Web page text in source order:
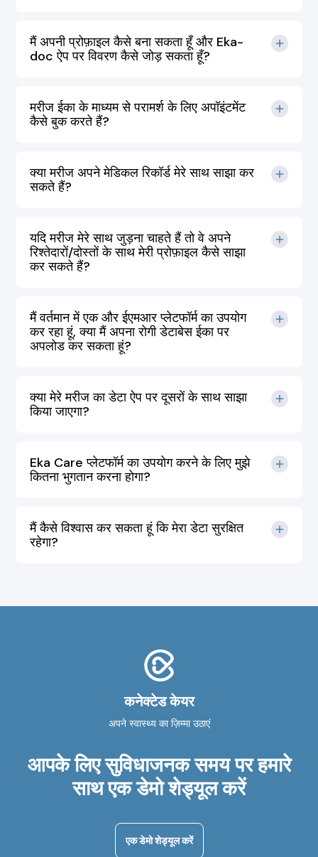
मैं अपनी प्रोफ़ाइल कैसे बना सकता हूँ और Eka-
doc ऐप पर विवरण कैसे जोड़ सकता हूँ?
मरीज ईका के माध्यम से परामर्श के लिए अपॉइंटमेंट
कैसे बुक करते हैं?
क्या मरीज अपने मेडिकल रिकॉर्ड मेरे साथ साझा कर
सकते हैं?
यदि मरीज मेरे साथ जुड़ना चाहते हैं तो वे अपने
रिश्तेदारों/दोस्तों के साथ मेरी प्रोफ़ाइल कैसे साझा
कर सकते हैं?
मैं वर्तमान में एक और ईएमआर प्लेटफॉर्म का उपयोग
कर रहा हूं, क्या मैं अपना रोगी डेटाबेस ईका पर
अपलोड कर सकता हूं?
क्या मेरे मरीज का डेटा ऐप पर दूसरों के साथ साझा
किया जाएगा?
Eka Care प्लेटफॉर्म का उपयोग करने के लिए मुझे
कितना भुगतान करना होगा?
मैं कैसे विश्वास कर सकता हूं कि मेरा डेटा सुरक्षित
रहेगा?
कनेक्टेड केयर
अपने स्वास्थ्य का ज़िम्मा उठाएं
आपके लिए सुविधाजनक समय पर हमारे
साथ एक डेमो शेड्यूल करें
एक डेमो शेड्यूल करें